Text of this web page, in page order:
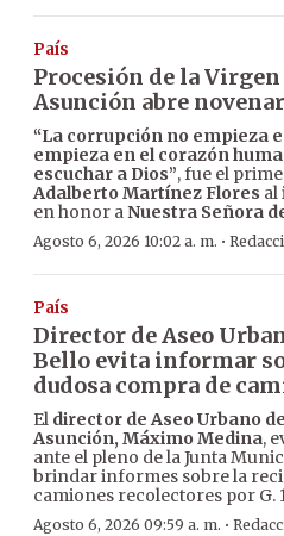
País
Procesión de la Virgen
Asunción abre
“La corrupción no empieza
empieza en el corazón
escuchar a Dios”, fue el
Adalberto Martínez Flores al
en honor aNuestra Señora
Agosto 6, 2026 10:02 a. m. ·
País
Director de Aseo
Bello evita informar
dudosa compra de
El director de Aseo Urbano
Asunción, Máximo Medina,
ante el pleno de la Junta
brindar informes sobre la
camiones recolectores por G.
Agosto 6, 2026 09:59 a. m. ·